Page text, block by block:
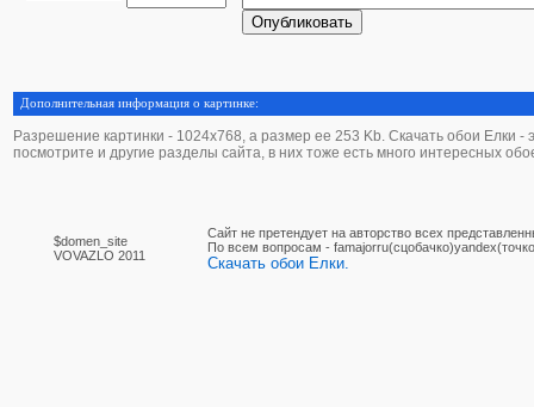
Дополнительная информация о картинке:
Разрешение картинки - 1024х768, а размер ее 253 Kb. Скачать обои Елки -
посмотрите и другие разделы сайта, в них тоже есть много интересных
$domen_site
VOVAZLO 2011
Сайт не претендует на авторство всех
По вcем вопросам -
Скачать обои Елки.